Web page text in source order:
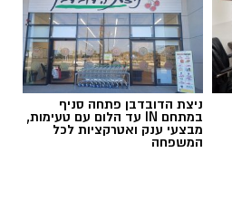
ניצת הדובדבן פתחה סניף
במתחם IN עד הלום עם טעימות,
מבצעי ענק ואטרקציות לכל
המשפחה